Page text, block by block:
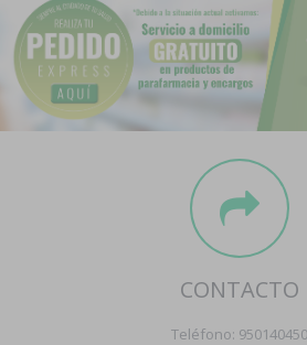
Blog
Contacto
Boletín
CONTACTO
Teléfono: 950140450